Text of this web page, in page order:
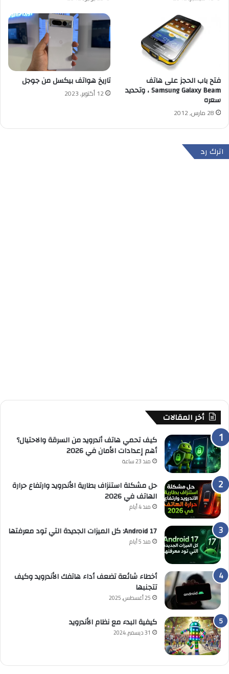
فتح باب الحجز على هاتف
Samsung Galaxy Beam ، وتحديد
سعره
28 مارس, 2012
تاريخ هواتف بيكسل من جوجل
12 أكتوبر, 2023
اترك رد
أخر المقالات
كيف تحمي هاتف أندرويد من السرقة والاحتيال؟
أهم إعدادات الأمان في 2026
منذ 23 ساعة
حل مشكلة استنزاف بطارية الأندرويد وارتفاع حرارة
الهاتف في 2026
منذ 4 أيام
Android 17: كل الميزات الجديدة التي تود معرفتها
منذ 5 أيام
أخطاء شائعة تضعف أداء هاتفك الأندرويد وكيف
تتجنبها
25 أغسطس, 2025
كيفية البدء مع نظام الأندرويد
31 ديسمبر, 2024